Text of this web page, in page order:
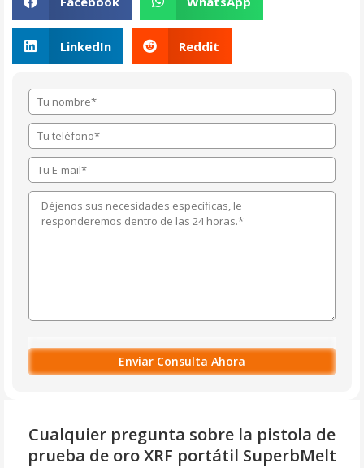
LinkedIn Reddit
Cualquier pregunta sobre la pistola de
prueba de oro XRF portátil SuperbMelt